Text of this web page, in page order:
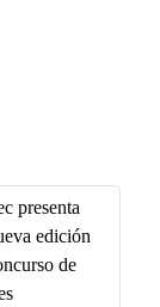
presenta
edición
de